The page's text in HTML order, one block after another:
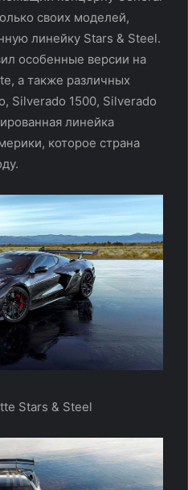
своих моделей,
линейку Stars & Steel.
особенные версии на
а также различных
Silverado 1500, Silverado
линейка
которое страна
Stars & Steel